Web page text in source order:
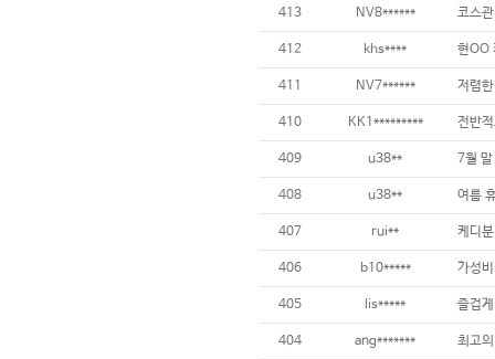
413 NV8******
412 khs**** 현OO
411 NV7******
410 KK1*********
409 u38**
408 u38**
407 rui**
406 b10*****
405 lis*****
404 ang*******